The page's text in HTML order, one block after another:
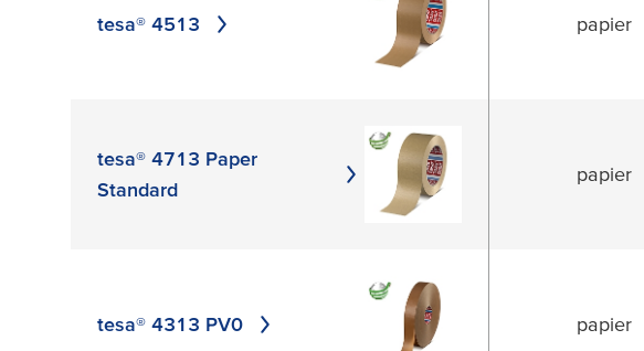
tesa® 4513 papier
tesa® 4713 Paper
Standard
papier
tesa® 4313 PV0 papier